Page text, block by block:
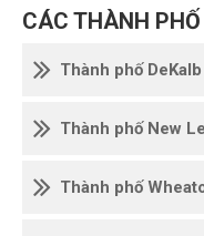
CÁC THÀNH
Thành phố DeKalb
Thành phố New
Thành phố